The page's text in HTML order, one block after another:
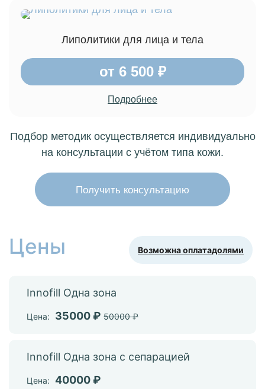
Липолитики для лица и тела
от 6 500 ₽
Подробнее
Подбор методик осуществляется индивидуально
на консультации с учётом типа кожи.
Получить консультацию
Цены Возможна оплатадолями
Innofill Одна зона
Цена: 35000 ₽ 50000 ₽
Innofill Одна зона с сепарацией
Цена: 40000 ₽